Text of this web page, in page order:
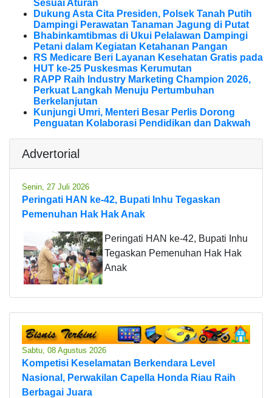
Sesuai Aturan
Dukung Asta Cita Presiden, Polsek Tanah Putih
Dampingi Perawatan Tanaman Jagung di Putat
Bhabinkamtibmas di Ukui Pelalawan Dampingi
Petani dalam Kegiatan Ketahanan Pangan
RS Medicare Beri Layanan Kesehatan Gratis pada
HUT ke-25 Puskesmas Kerumutan
RAPP Raih Industry Marketing Champion 2026,
Perkuat Langkah Menuju Pertumbuhan
Berkelanjutan
Kunjungi Umri, Menteri Besar Perlis Dorong
Penguatan Kolaborasi Pendidikan dan Dakwah
Advertorial
Senin, 27 Juli 2026
Peringati HAN ke-42, Bupati Inhu Tegaskan
Pemenuhan Hak Hak Anak
Peringati HAN ke-42, Bupati Inhu
Tegaskan Pemenuhan Hak Hak
Anak
Sabtu, 08 Agustus 2026
Kompetisi Keselamatan Berkendara Level
Nasional, Perwakilan Capella Honda Riau Raih
Berbagai Juara